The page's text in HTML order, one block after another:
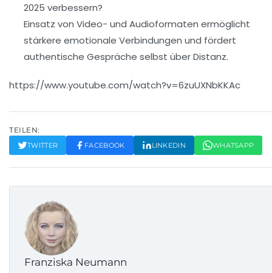
2025 verbessern?
Einsatz von Video- und Audioformaten ermöglicht
stärkere emotionale Verbindungen und fördert
authentische Gespräche selbst über Distanz.
https://www.youtube.com/watch?v=6zuUXNbKKAc
TEILEN:
TWITTER FACEBOOK LINKEDIN WHATSAPP
Franziska Neumann